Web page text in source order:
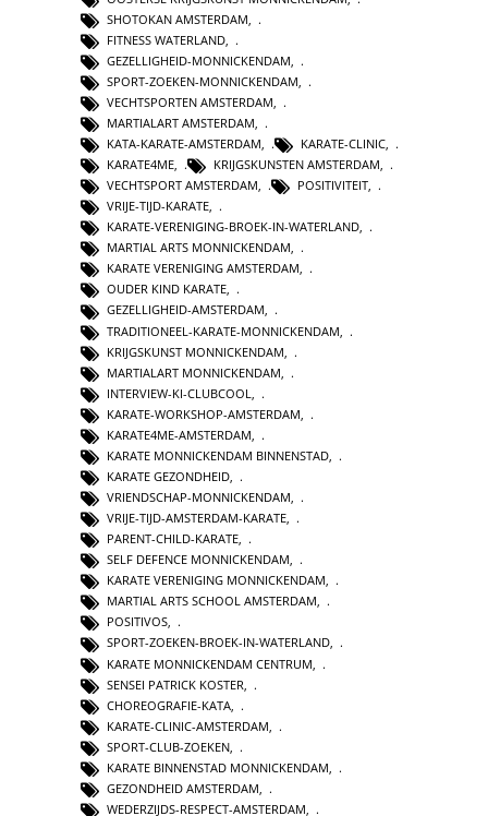
SHOTOKAN AMSTERDAM
FITNESS WATERLAND
GEZELLIGHEID-MONNICKENDAM
SPORT-ZOEKEN-MONNICKENDAM
VECHTSPORTEN AMSTERDAM
MARTIALART AMSTERDAM
KATA-KARATE-AMSTERDAM
KARATE-CLINIC
KARATE4ME, KRIJGSKUNSTEN AMSTERDAM,
VECHTSPORT AMSTERDAM, POSITIVITEIT,
VRIJE-TIJD-KARATE,
KARATE-VERENIGING-BROEK-IN-WATERLAND,
MARTIAL ARTS MONNICKENDAM,
KARATE VERENIGING AMSTERDAM,
OUDER KIND KARATE,
GEZELLIGHEID-AMSTERDAM,
TRADITIONEEL-KARATE-MONNICKENDAM
KRIJGSKUNST MONNICKENDAM
MARTIALART MONNICKENDAM
INTERVIEW-KI-CLUBCOOL
KARATE-WORKSHOP-AMSTERDAM
KARATE4ME-AMSTERDAM
KARATE MONNICKENDAM BINNENSTAD
KARATE GEZONDHEID
VRIENDSCHAP-MONNICKENDAM,
VRIJE-TIJD-AMSTERDAM-KARATE,
PARENT-CHILD-KARATE,
SELF DEFENCE MONNICKENDAM,
KARATE VERENIGING MONNICKENDAM,
MARTIAL ARTS SCHOOL AMSTERDAM,
POSITIVOS,
SPORT-ZOEKEN-BROEK-IN-WATERLAND,
KARATE MONNICKENDAM CENTRUM
SENSEI PATRICK KOSTER
CHOREOGRAFIE-KATA
KARATE-CLINIC-AMSTERDAM
SPORT-CLUB-ZOEKEN
KARATE BINNENSTAD MONNICKENDAM
GEZONDHEID AMSTERDAM
WEDERZIJDS-RESPECT-AMSTERDAM